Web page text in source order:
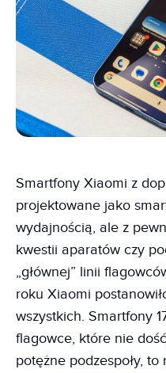
Smartfony Xiaomi z
projektowane jako
wydajnością, ale z
kwestii aparatów czy
„głównej” linii
roku Xiaomi
wszystkich. Smartfony
flagowce, które nie
potężne podzespoły,